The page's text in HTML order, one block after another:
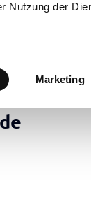
Nutzung der
Marketing